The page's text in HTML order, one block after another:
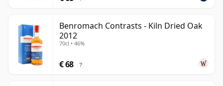
Benromach Contrasts - Kiln Dried Oak
2012
70cl • 46%
€ 68 ?